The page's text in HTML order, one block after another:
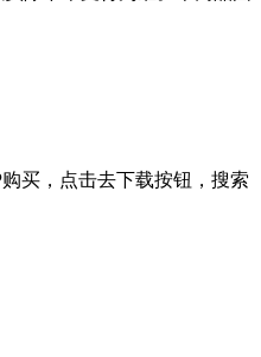
买，点击去下载按钮，搜索